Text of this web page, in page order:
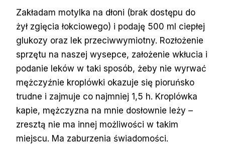
Zakładam motylka na dłoni (brak dostępu do
żył zgięcia łokciowego) i podaję 500 ml ciepłej
glukozy oraz lek przeciwwymiotny. Rozłożenie
sprzętu na naszej wysepce, założenie wkłucia i
podanie leków w taki sposób, żeby nie wyrwać
mężczyźnie kroplówki okazuje się pioruńsko
trudne i zajmuje co najmniej 1,5 h. Kroplówka
kapie, mężczyzna na mnie dosłownie leży –
zresztą nie ma innej możliwości w takim
miejscu. Ma zaburzenia świadomości.